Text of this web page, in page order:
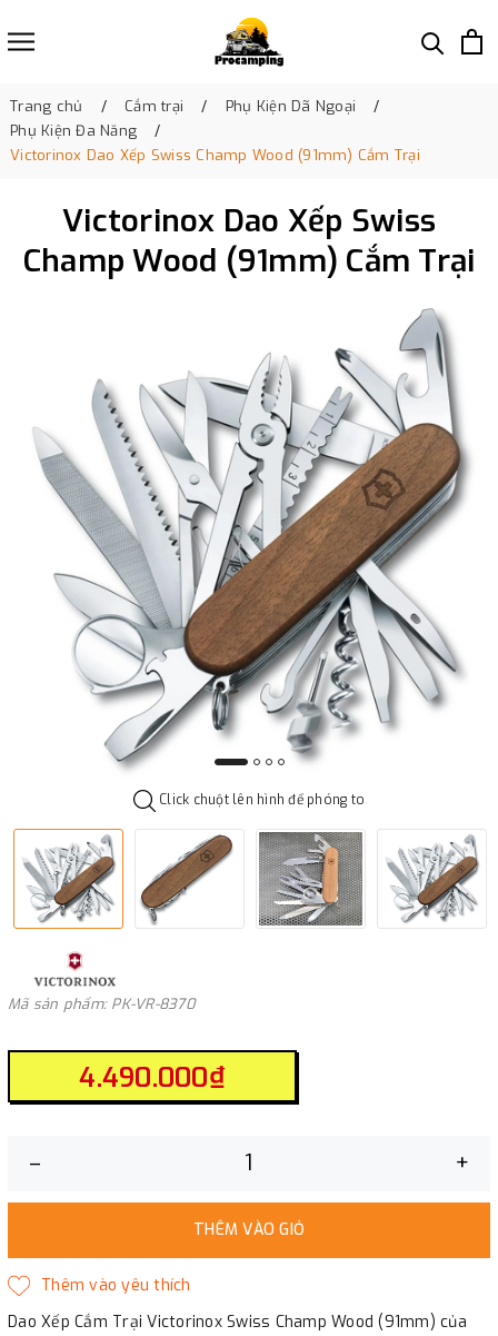
Trang chủ Cắm trại
Phụ Kiện Dã Ngoại
Phụ Kiện Đa Năng
Victorinox Dao Xếp Swiss Champ Wood (91mm) Cắm Trại
Victorinox Dao Xếp Swiss
Champ Wood (91mm) Cắm Trại
Click chuột lên hình để phóng to
Mã sản phẩm: PK-VR-8370
4.490.000₫
– +
THÊM VÀO GIỎ
Dao Xếp Cắm Trại Victorinox Swiss Champ Wood (91mm) của